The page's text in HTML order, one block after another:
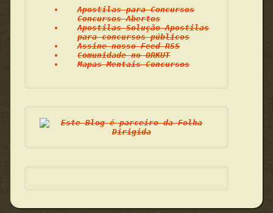
Apostilas para Concursos
Concursos Abertos
Apostilas Solução Apostilas
para concursos públicos
Assine nosso Feed RSS
Comunidade no ORKUT
Mapas Mentais Concursos